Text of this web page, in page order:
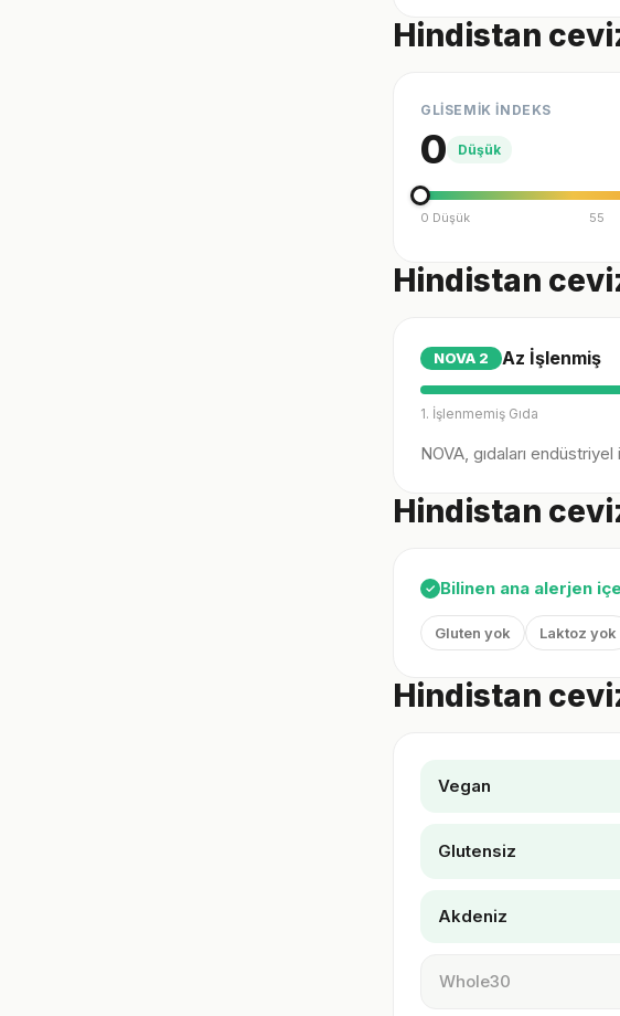
Hindistan
GLİSEMİK İNDEKS
0 Düşük
0 Düşük 55
Hindistan
NOVA 2 Az İşlenmiş
1. İşlenmemiş Gıda
NOVA, gıdaları
Hindistan
✓ Bilinen ana alerjen
Gluten yok Laktoz yok
Hindistan
Vegan
Glutensiz
Akdeniz
Whole30